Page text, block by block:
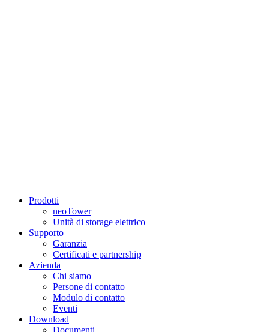
Prodotti
neoTower
Unità di storage elettrico
Supporto
Garanzia
Certificati e partnership
Azienda
Chi siamo
Persone di contatto
Modulo di contatto
Eventi
Download
Documenti